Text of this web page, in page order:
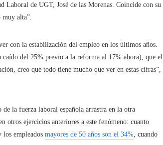
Laboral de UGT, José de las Morenas. Coincide con su
muy alta”.
con la estabilización del empleo en los últimos años.
caído del 25% previo a la reforma al 17% ahora), que el
creo que todo tiene mucho que ver en estas cifras”,
la fuerza laboral española arrastra en la otra
otros ejercicios anteriores a este fenómeno: cuanto
los empleados mayores de 50 años son el 34%, cuando